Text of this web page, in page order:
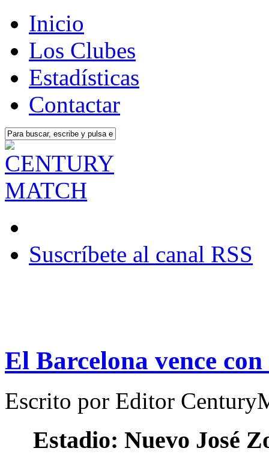
Inicio
Los Clubes
Estadísticas
Contactar
Suscríbete al canal RSS
El Barcelona vence
Escrito por Editor
Estadio: Nuevo José